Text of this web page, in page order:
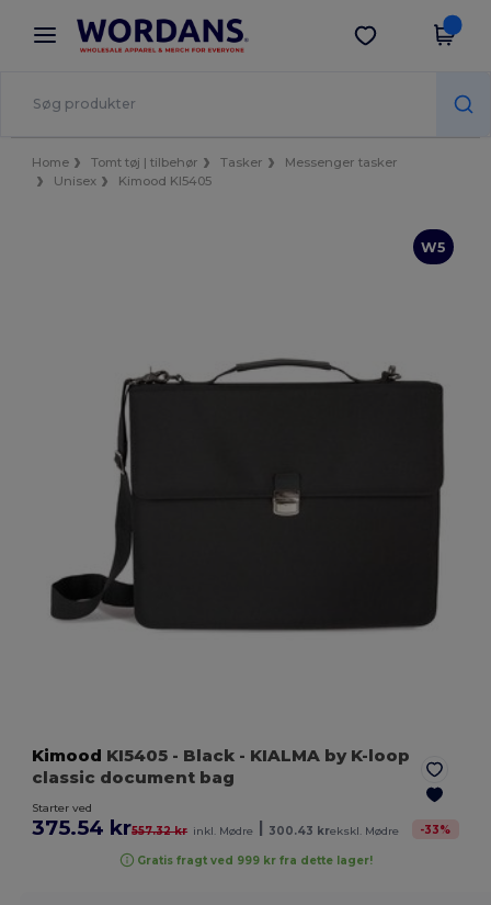
× Wordans-app
Bedre priser i appen!
Hent app
Home Tomt tøj | tilbehør Tasker
Messenger tasker
Unisex
Kimood KI5405
W5
Kimood KI5405 - Black - KIALMA by K-loop
classic document bag
Starter ved
375.54 kr557.32 kr inkl. Mødre 300.43 krekskl. Mødre -33%
Gratis fragt ved 999 kr fra dette lager!